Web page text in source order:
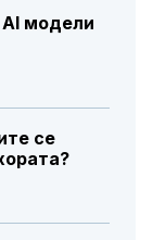
модели
се